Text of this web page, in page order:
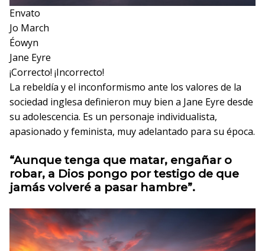
Envato
Jo March
Éowyn
Jane Eyre
¡Correcto! ¡Incorrecto!
La rebeldía y el inconformismo ante los valores de la
sociedad inglesa definieron muy bien a Jane Eyre desde
su adolescencia. Es un personaje individualista,
apasionado y feminista, muy adelantado para su época.
“Aunque tenga que matar, engañar o
robar, a Dios pongo por testigo de que
jamás volveré a pasar hambre”.